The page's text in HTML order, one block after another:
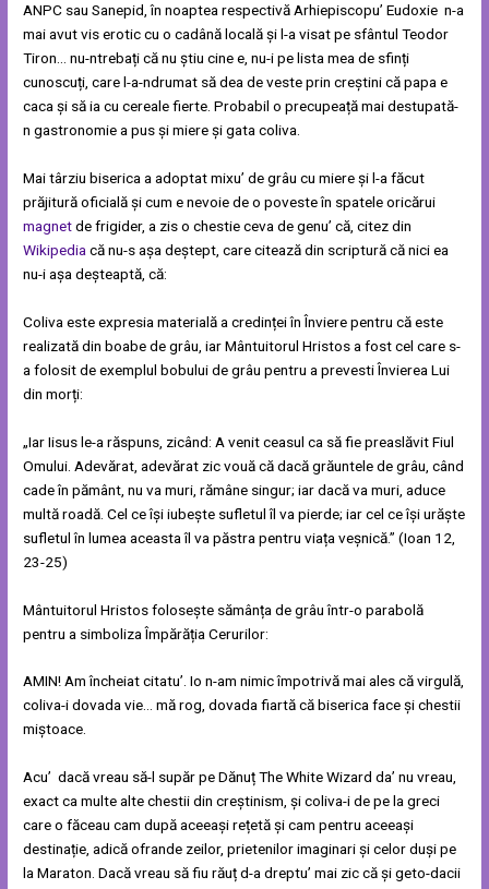
ANPC sau Sanepid, în noaptea respectivă Arhiepiscopu’ Eudoxie n-a
mai avut vis erotic cu o cadână locală și l-a visat pe sfântul Teodor
Tiron… nu-ntrebați că nu știu cine e, nu-i pe lista mea de sfinți
cunoscuți, care l-a-ndrumat să dea de veste prin creștini că papa e
caca și să ia cu cereale fierte. Probabil o precupeață mai destupată-
n gastronomie a pus și miere și gata coliva.
Mai târziu biserica a adoptat mixu’ de grâu cu miere și l-a făcut
prăjitură oficială și cum e nevoie de o poveste în spatele oricărui
magnetde frigider, a zis o chestie ceva de genu’ că, citez din
Wikipedia că nu-s așa deștept, care citează din scriptură că nici ea
nu-i așa deșteaptă, că:
Coliva este expresia materială a credinței în Înviere pentru că este
realizată din boabe de grâu, iar Mântuitorul Hristos a fost cel care s-
a folosit de exemplul bobului de grâu pentru a prevesti Învierea Lui
din morți:
„Iar Iisus le-a răspuns, zicând: A venit ceasul ca să fie preaslăvit Fiul
Omului. Adevărat, adevărat zic vouă că dacă grăuntele de grâu, când
cade în pământ, nu va muri, rămâne singur; iar dacă va muri, aduce
multă roadă. Cel ce își iubește sufletul îl va pierde; iar cel ce își urăște
sufletul în lumea aceasta îl va păstra pentru viața veșnică.” (Ioan 12,
23-25)
Mântuitorul Hristos folosește sămânța de grâu într-o parabolă
pentru a simboliza Împărăția Cerurilor:
AMIN! Am încheiat citatu’. Io n-am nimic împotrivă mai ales că virgulă,
coliva-i dovada vie… mă rog, dovada fiartă că biserica face și chestii
miștoace.
Acu’ dacă vreau să-l supăr pe Dănuț The White Wizard da’ nu vreau,
exact ca multe alte chestii din creștinism, și coliva-i de pe la greci
care o făceau cam după aceeași rețetă și cam pentru aceeași
destinație, adică ofrande zeilor, prietenilor imaginari și celor duși pe
la Maraton. Dacă vreau să fiu răuț d-a dreptu’ mai zic că și geto-dacii